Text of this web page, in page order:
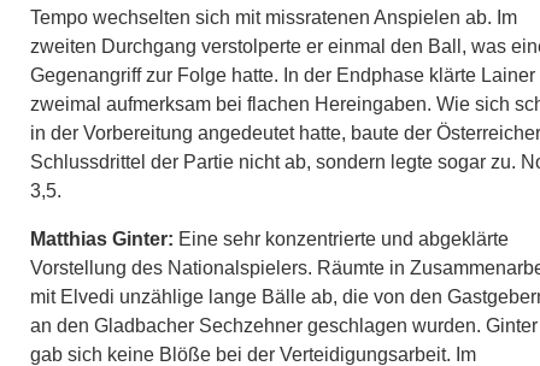
Tempo wechselten sich mit missratenen Anspielen ab. Im
zweiten Durchgang verstolperte er einmal den Ball, was
Gegenangriff zur Folge hatte. In der Endphase klärte Lainer
zweimal aufmerksam bei flachen Hereingaben. Wie sich
in der Vorbereitung angedeutet hatte, baute der
Schlussdrittel der Partie nicht ab, sondern legte sogar zu.
3,5.
Matthias Ginter: Eine sehr konzentrierte und abgeklärte
Vorstellung des Nationalspielers. Räumte in
mit Elvedi unzählige lange Bälle ab, die von den
an den Gladbacher Sechzehner geschlagen wurden. Ginter
gab sich keine Blöße bei der Verteidigungsarbeit. Im